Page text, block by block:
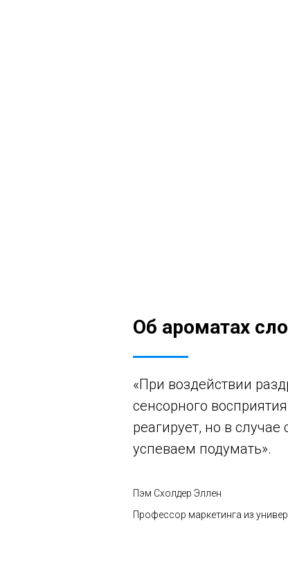
Об ароматах
«При воздействии
сенсорного
реагирует, но в
успеваем подумать».
Пэм Схолдер Эллен
Профессор маркетинга из